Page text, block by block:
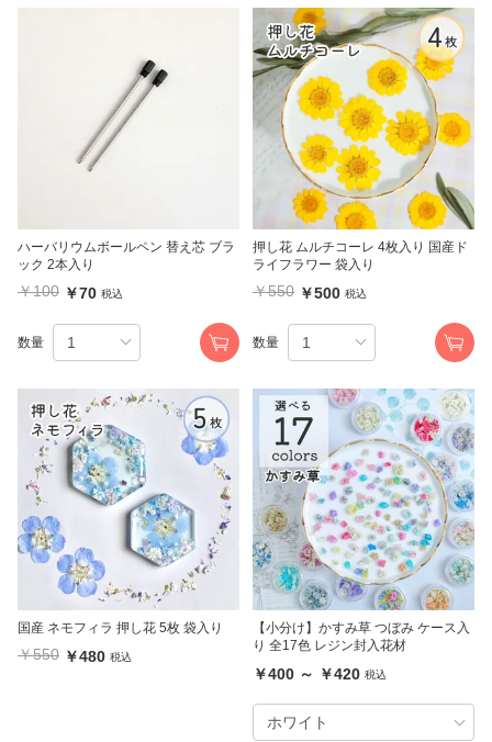
ハーバリウムボールペン 替え芯 ブラ
ック 2本入り
￥100 ￥70 税込
数量
押し花 ムルチコーレ 4枚入り 国産ド
ライフラワー 袋入り
￥550 ￥500 税込
数量
国産 ネモフィラ 押し花 5枚 袋入り
￥550 ￥480 税込
【小分け】かすみ草 つぼみ ケース入
り 全17色 レジン封入花材
￥400 ～ ￥420 税込